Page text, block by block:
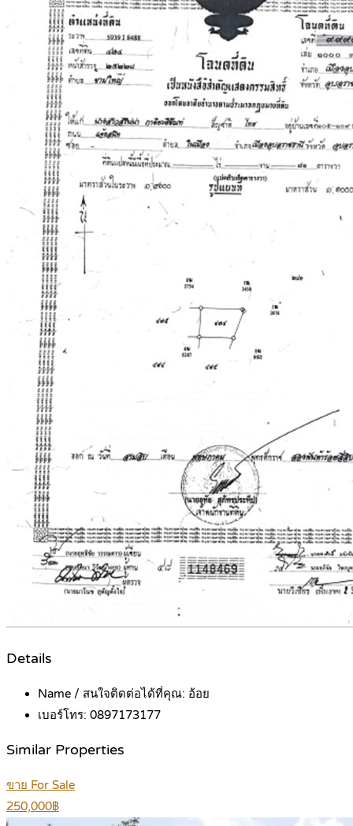
Details
Name / สนใจติดต่อได้ที่คุณ: อ้อย
เบอร์โทร: 0897173177
Similar Properties
ขาย For Sale
250,000฿